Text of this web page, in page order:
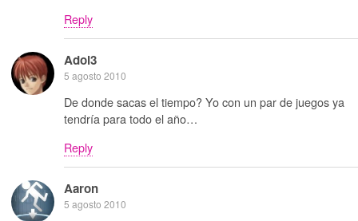
Reply
Adol3
5 agosto 2010
De donde sacas el tiempo? Yo con un par de juegos ya
tendría para todo el año…
Reply
Aaron
5 agosto 2010